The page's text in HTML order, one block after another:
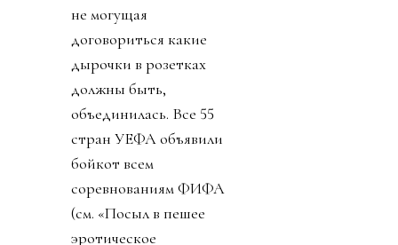
не могущая
договориться какие
дырочки в розетках
должны быть,
объединилась. Все 55
стран УЕФА объявили
бойкот всем
соревнованиям ФИФА
(см. «Посыл в пешее
эротическое